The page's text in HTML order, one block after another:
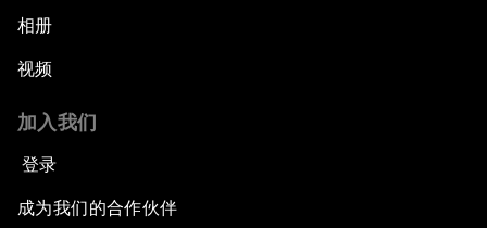
相册
视频
加入我们
登录
成为我们的合作伙伴